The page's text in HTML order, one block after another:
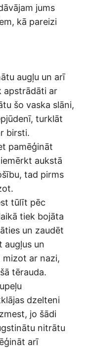
jums
kā pareizi
augļu un arī
apstrādāti ar
šo vaska slāni,
turklāt
birsti.
pamēģināt
aukstā
tad pirms
tūlīt pēc
tiek bojāta
un zaudēt
augļus un
mizot ar nazi,
tērauda.
dzelteni
jo šādi
nitrātu
arī